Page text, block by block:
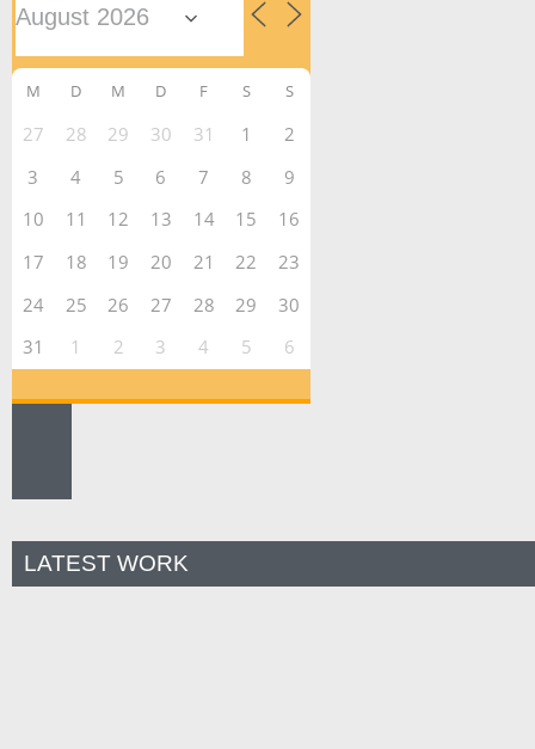
M D M D F S S
27 28 29 30 31 1
2
3
4 5 6 7 8
9
10
11 12 13 14 15
16
17
18 19 20 21 22
23
24
25 26 27 28 29
30
31
1 2 3 4 5 6
LATEST WORK